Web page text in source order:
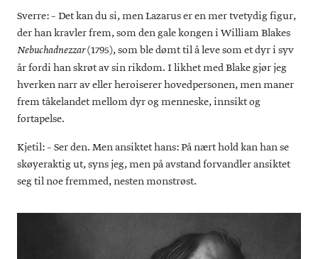
Sverre: – Det kan du si, men Lazarus er en mer tvetydig figur,
der han kravler frem, som den gale kongen i William Blakes
Nebuchadnezzar(1795), som ble dømt til å leve som et dyr i syv
år fordi han skrøt av sin rikdom. I likhet med Blake gjør jeg
hverken narr av eller heroiserer hovedpersonen, men maner
frem tåkelandet mellom dyr og menneske, innsikt og
fortapelse.
Kjetil: – Ser den. Men ansiktet hans: På nært hold kan han se
skøyeraktig ut, syns jeg, men på avstand forvandler ansiktet
seg til noe fremmed, nesten monstrøst.